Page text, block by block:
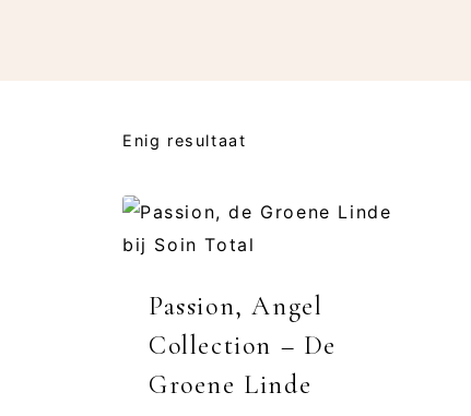
Enig resultaat
Passion, Angel
Collection – De
Groene Linde